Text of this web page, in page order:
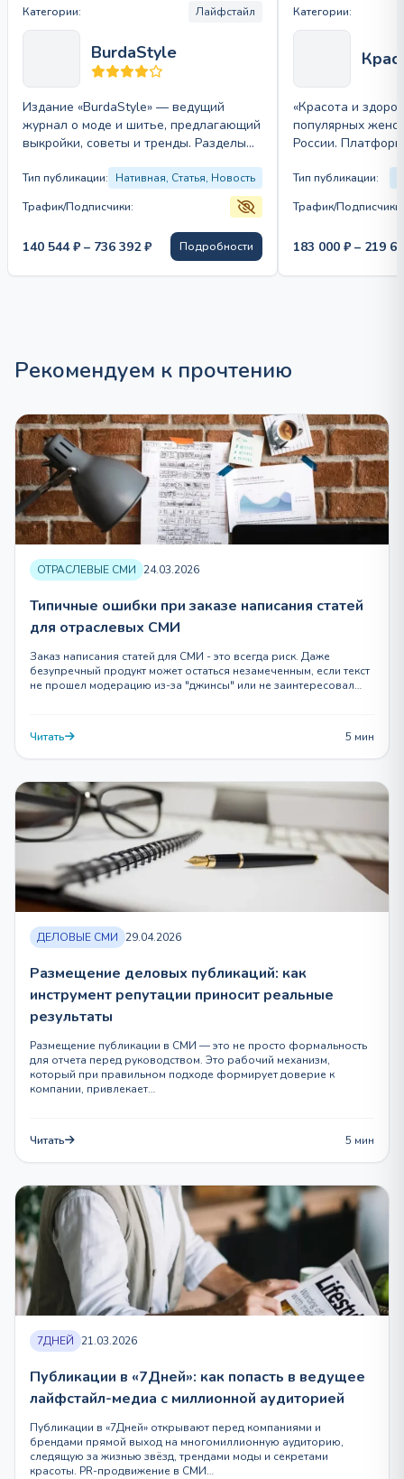
Категории: Лайфстайл
BurdaStyle
Издание «BurdaStyle» — ведущий
журнал о моде и шитье, предлагающий
выкройки, советы и тренды. Разделы
мастер-классы…
Тип публикации:
Нативная, Статья, Новость
Трафик/Подписчики:
140 544₽ – 736 392₽Диапазон
цен:
140
Подробности
Категории:
«Красота и
популярных
России.
за…
Тип публикации:
Трафик/Подписчики:
183 000 ₽ – 219
Рекомендуем к прочтению
ОТРАСЛЕВЫЕ СМИ 24.03.2026
Типичные ошибки при заказе написания статей
для отраслевых СМИ
Заказ написания статей для СМИ - это всегда риск. Даже
безупречный продукт может остаться незамеченным, если текст
не прошел модерацию из-за "джинсы" или не заинтересовал…
Читать 5 мин
ДЕЛОВЫЕ СМИ 29.04.2026
Размещение деловых публикаций: как
инструмент репутации приносит реальные
результаты
Размещение публикации в СМИ — это не просто формальность
для отчета перед руководством. Это рабочий механизм,
который при правильном подходе формирует доверие к
компании, привлекает…
Читать 5 мин
7ДНЕЙ 21.03.2026
Публикации в «7Дней»: как попасть в ведущее
лайфстайл-медиа с миллионной аудиторией
Публикации в «7Дней» открывают перед компаниями и
брендами прямой выход на многомиллионную аудиторию,
следящую за жизнью звёзд, трендами моды и секретами
красоты. PR-продвижение в СМИ…